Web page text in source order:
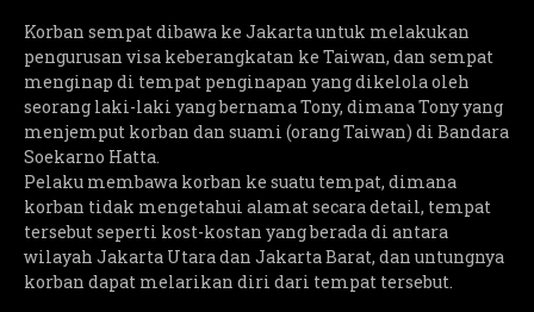
Korban sempat dibawa ke Jakarta untuk melakukan
pengurusan visa keberangkatan ke Taiwan, dan sempat
menginap di tempat penginapan yang dikelola oleh
seorang laki-laki yang bernama Tony, dimana Tony yang
menjemput korban dan suami (orang Taiwan) di Bandara
Soekarno Hatta.
Pelaku membawa korban ke suatu tempat, dimana
korban tidak mengetahui alamat secara detail, tempat
tersebut seperti kost-kostan yang berada di antara
wilayah Jakarta Utara dan Jakarta Barat, dan untungnya
korban dapat melarikan diri dari tempat tersebut.